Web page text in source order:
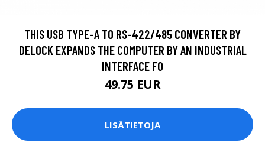
THIS USB TYPE-A TO RS-422/485 CONVERTER BY
DELOCK EXPANDS THE COMPUTER BY AN INDUSTRIAL
INTERFACE FO
49.75 EUR
LISÄTIETOJA